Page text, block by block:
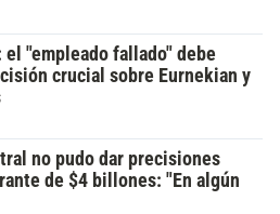
"empleado fallado" debe
crucial sobre Eurnekian y
no pudo dar precisiones
de $4 billones: "En algún